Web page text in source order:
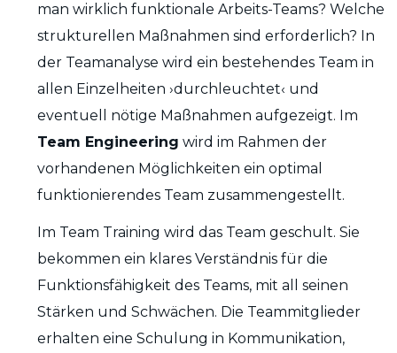
man wirklich funktionale Arbeits-Teams? Welche
strukturellen Maßnahmen sind erforderlich? In
der Teamanalyse wird ein bestehendes Team in
allen Einzelheiten ›durchleuchtet‹ und
eventuell nötige Maßnahmen aufgezeigt. Im
Team Engineering wird im Rahmen der
vorhandenen Möglichkeiten ein optimal
funktionierendes Team zusammengestellt.
Im Team Training wird das Team geschult. Sie
bekommen ein klares Verständnis für die
Funktionsfähigkeit des Teams, mit all seinen
Stärken und Schwächen. Die Teammitglieder
erhalten eine Schulung in Kommunikation,